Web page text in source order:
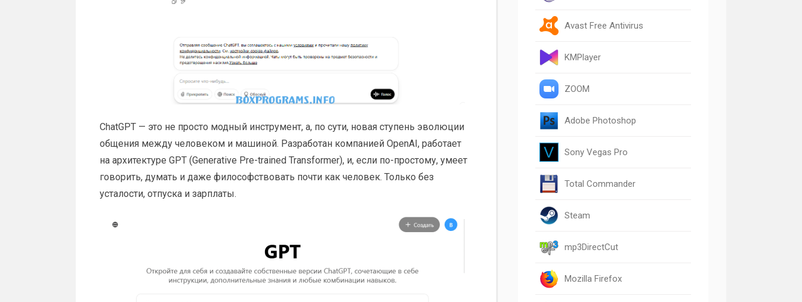
ChatGPT — это не просто модный инструмент, а, по сути, новая ступень эволюции
общения между человеком и машиной. Разработан компанией OpenAI, работает
на архитектуре GPT (Generative Pre-trained Transformer), и, если по-простому, умеет
говорить, думать и даже философствовать почти как человек. Только без
усталости, отпуска и зарплаты.
Avast Free Antivirus
KMPlayer
ZOOM
Adobe Photoshop
Sony Vegas Pro
Total Commander
Steam
mp3DirectCut
Mozilla Firefox